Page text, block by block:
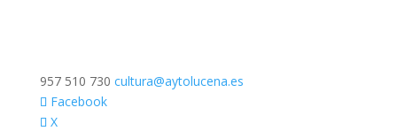
957 510 730 cultura@aytolucena.es
Facebook
X